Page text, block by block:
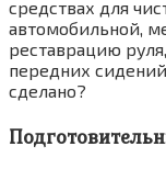
средствах для
автомобильной,
реставрацию
передних
сделано?